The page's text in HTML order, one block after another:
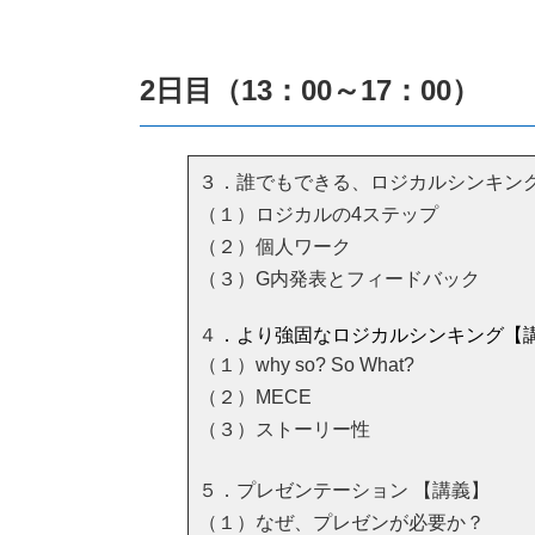
2日目（13：00～17：00）
３．誰でもできる、ロジカルシンキン
（１）ロジカルの4ステップ
（２）個人ワーク
（３）G内発表とフィードバック
４ ．より強固なロジカルシンキング【
（１）why so? So What?
（２）MECE
（３）ストーリー性
５．プレゼンテーション 【講義】
（１）なぜ、プレゼンが必要か？